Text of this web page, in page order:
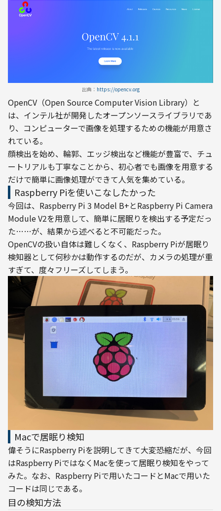
出典： https://opencv.org
OpenCV（Open Source Computer Vision Library）と
は、インテル社が開発したオープンソースライブラリであ
り、コンピューターで画像を処理するための機能が用意さ
れている。
顔検出を始め、輪郭、エッジ検出など機能が豊富で、チュ
ートリアルも丁寧なことから、初心者でも画像を用意する
だけで簡単に画像処理ができて人気を集めている。
Raspberry Piを使いこなしたかった
今回は、Raspberry Pi 3 Model B+とRaspberry Pi Camera
Module V2を用意して、簡単に居眠りを検出する予定だっ
た……が、結果から述べると不可能だった。
OpenCVの扱い自体は難しくなく、Raspberry Piが居眠り
検知器として何秒かは動作するのだが、カメラの処理が重
すぎて、度々フリーズしてしまう。
Macで居眠り検知
偉そうにRaspberry Piを説明してきて大変恐縮だが、今回
はRaspberry PiではなくMacを使って居眠り検知をやって
みた。なお、Raspberry Piで用いたコードとMacで用いた
コードは同じである。
目の検知方法